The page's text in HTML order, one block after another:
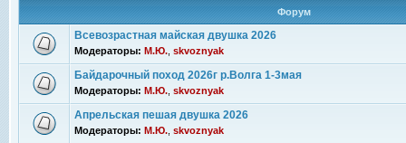
Форум
Всевозрастная майская двушка 2026
Модераторы: М.Ю. skvoznyak
Байдарочный поход 2026г р.Волга 1-3мая
Модераторы: М.Ю. skvoznyak
Апрельская пешая двушка 2026
Модераторы: М.Ю. skvoznyak